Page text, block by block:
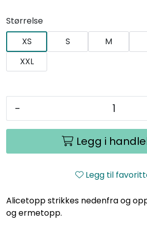
Størrelse
XS
S M
XXL
-
Legg i
Legg til
Alicetopp strikkes nedenfra og
og ermetopp.